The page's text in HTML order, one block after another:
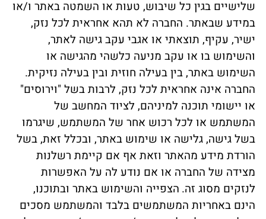
שלישיים בגין כל שיבוש, טעות או השמטה באתר ו/או
במידע שבאתר. החברה לא תהא אחראית לכל נזק,
ישיר, עקיף, תוצאתי או אגבי עקב גישה לאתר,
והשימוש בו או עקב מניעה כלשהי מהגישה או
השימוש באתר, בין בעילה חוזית ובין בעילה נזיקית.
החברה אינה אחראית לכל נזק, לרבות בשל "וירוסים"
או יישומי תוכנה למיניהם, לציוד המחשב של
המשתמש או לכל רכוש אחר של המשתמש, שיגרמו
בשל גישה, גלישה או שימוש באתר, ובכלל זאת, בשל
הורדת מידע מהאתר וזאת אף אם קיימת רשלנות
מצידה של החברה או אם נודע לה על האפשרות
לנזקים מסוג זה. הצפייה והשימוש באתר ובתוכנו,
הינם באחריות המשתמשים בלבד והמשתמש מסכים